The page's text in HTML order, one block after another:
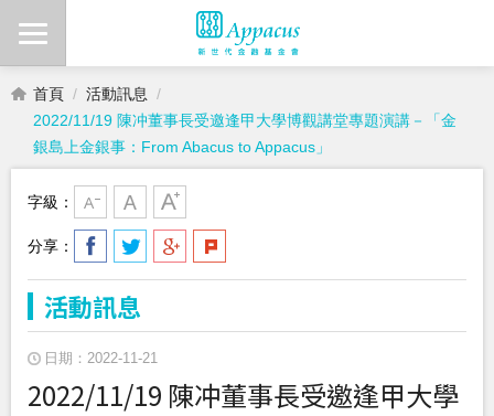
首頁
活動訊息
2022/11/19 陳冲董事長受邀逢甲大學博觀講堂專題演講－「金
銀島上金銀事：From Abacus to Appacus」
字級：
分享：
活動訊息
日期：2022-11-21
2022/11/19 陳冲董事長受邀逢甲大學